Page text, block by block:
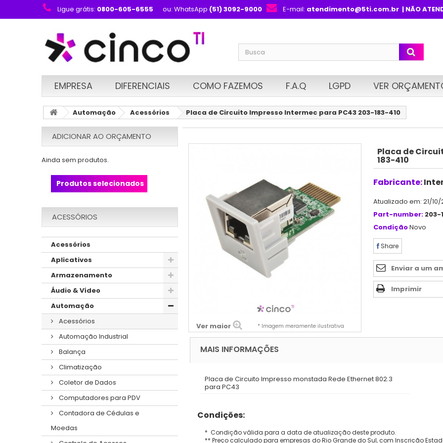
Ligue grátis: 0800-605-6555 ou: WhatsApp (51) 3092-9000 E-mail: atendimento@5ti.com.br| NÃO
EMPRESA DIFERENCIAIS COMO FAZEMOS F.A.Q LGPD VER
Automação Acessórios Placa de Circuito Impresso Intermec para PC43 203-183-410
ADICIONAR AO ORÇAMENTO
Ainda sem produtos.
Produtos selecionados
ACESSÓRIOS
Acessórios
Aplicativos
Armazenamento
Áudio & Vídeo
Automação
Acessórios
Automação Industrial
Balança
Climatização
Coletor de Dados
Computadores para PDV
Contadora de Cédulas e
Moedas
Ver maior * Imagem meramente ilustrativa
Placa de
183-410
Fabricante:
Atualizado em: 21/10/
Part-number: 203-
CondiçãoNovo
Share
Enviar a um
Imprimir
MAIS INFORMAÇÕES
Placa de Circuito Impresso monstada Rede Ethernet 802.3
para PC43
Condições:
* Condição válida para a data de atualização deste produto.
** Preço calculado para empresas do Rio Grande do Sul, com Inscrição